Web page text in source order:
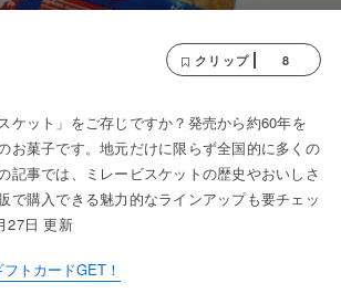
クリップ 8
ケット」をご存じですか？発売から約60年を
お菓子です。地元だけに限らず全国的に多くの
記事では、ミレービスケットの歴史やおいしさ
で購入できる魅力的なラインアップも要チェッ
27日 更新
トカードGET！